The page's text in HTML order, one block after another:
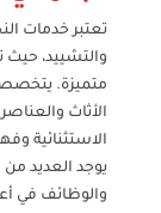
تعتبر خدمات
والتشييد، حيث
متميزة.
الأثاث
الاستثنائية
يوجد العديد من
والوظائف في